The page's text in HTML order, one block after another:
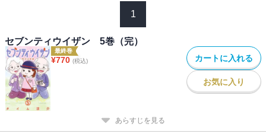
1
セブンティウイザン 5巻（完）
最終巻
¥770 (税込) カートに入れる
お気に入り
あらすじを見る